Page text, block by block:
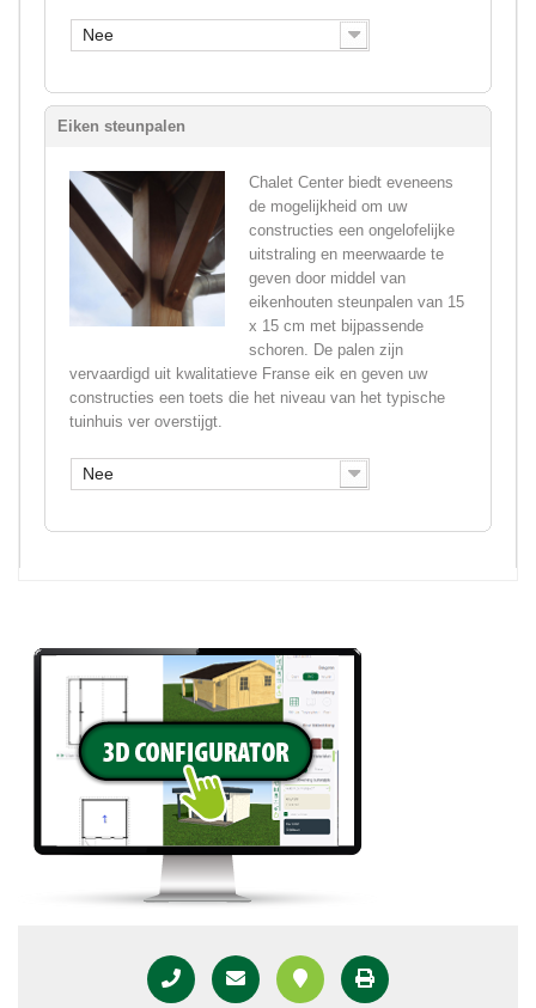
Nee
Eiken steunpalen
Chalet Center biedt eveneens
de mogelijkheid om uw
constructies een ongelofelijke
uitstraling en meerwaarde te
geven door middel van
eikenhouten steunpalen van 15
x 15 cm met bijpassende
schoren. De palen zijn
vervaardigd uit kwalitatieve Franse eik en geven uw
constructies een toets die het niveau van het typische
tuinhuis ver overstijgt.
Nee